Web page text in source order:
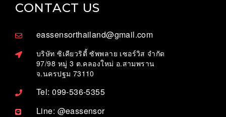
CONTACT US
eassensorthailand@gmail.com
บริษัท ซิเคียวริตี้ ซัพพลาย เซอร์วิส จำกัด
97/98 หมู่ 3 ต.คลองใหม่ อ.สามพราน
จ.นครปฐม 73110
Tel: 099-536-5355
Line: @eassensor